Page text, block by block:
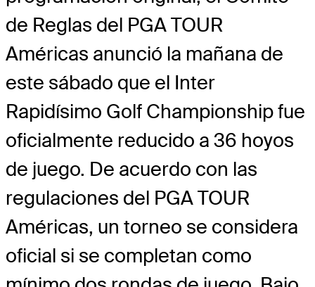
de Reglas del PGA TOUR
Américas anunció la mañana de
este sábado que el Inter
Rapidísimo Golf Championship fue
oficialmente reducido a 36 hoyos
de juego. De acuerdo con las
regulaciones del PGA TOUR
Américas, un torneo se considera
oficial si se completan como